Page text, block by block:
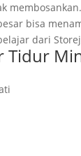
bisa
dari
Tidur